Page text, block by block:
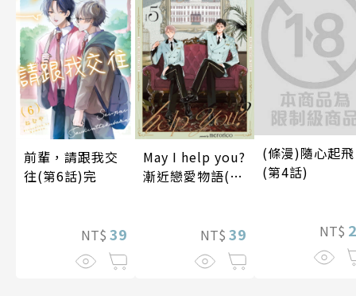
前輩，請跟我交
往(第6話)完
NT$ 39
May I help you?
漸近戀愛物語(第
NT$ 39
(條漫)隨心起飛
(第4話)
NT$